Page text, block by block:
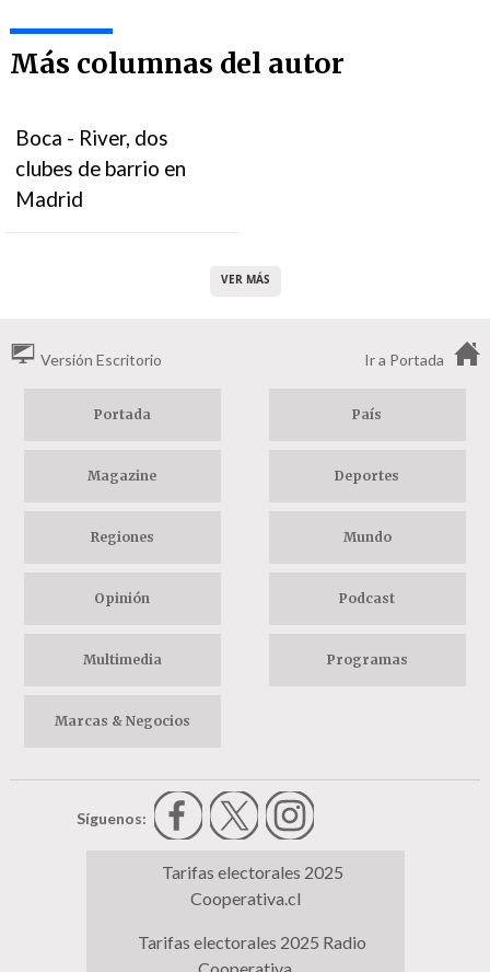
Más columnas del autor
Boca - River, dos
clubes de barrio en
Madrid
VER MÁS
Versión Escritorio Ir a Portada
Portada País
Magazine Deportes
Regiones Mundo
Opinión Podcast
Multimedia Programas
Marcas & Negocios
Síguenos:
Tarifas electorales 2025
Cooperativa.cl
Tarifas electorales 2025 Radio